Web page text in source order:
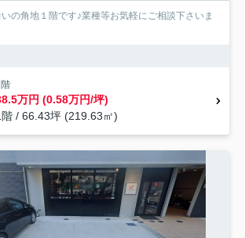
の角地１階です♪業種等お気軽にご相談下さいま
万円 (0.58万円/坪)
階 / 66.43坪 (219.63㎡)